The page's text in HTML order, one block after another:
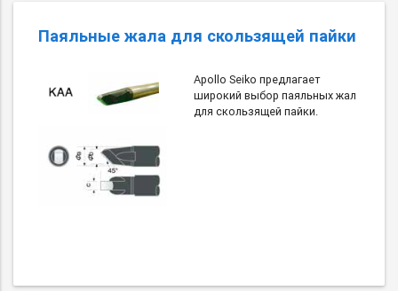
Паяльные жала для скользящей пайки
Apollo Seiko предлагает
широкий выбор паяльных жал
для скользящей пайки.